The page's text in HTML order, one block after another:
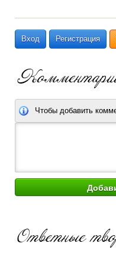
Вход Регистрация
Чтобы добавить